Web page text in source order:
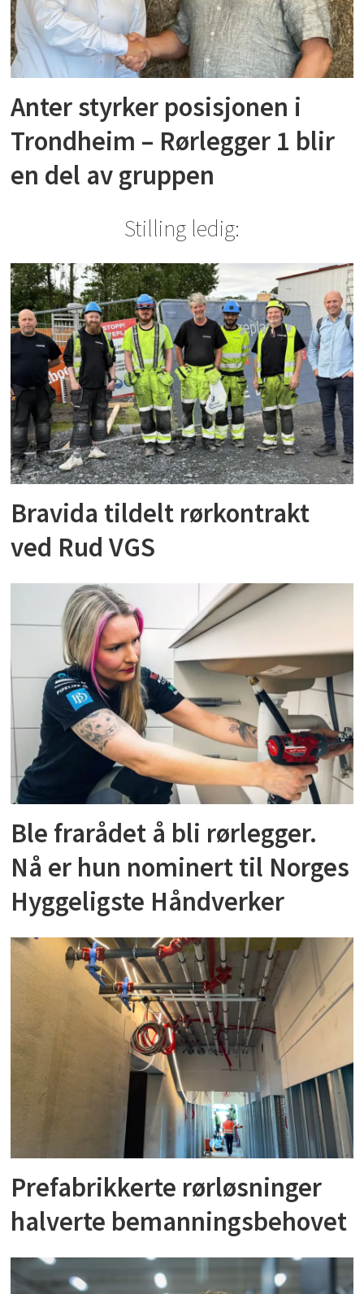
Anter styrker posisjonen i
Trondheim – Rørlegger 1 blir
en del av gruppen
Stilling ledig:
Bravida tildelt rørkontrakt
ved Rud VGS
Ble frarådet å bli rørlegger.
Nå er hun nominert til Norges
Hyggeligste Håndverker
Prefabrikkerte rørløsninger
halverte bemanningsbehovet